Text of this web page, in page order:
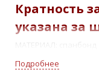
Кратность
указана за
МАТЕРИАЛ: спанбонд
2 резинки для
Подробнее